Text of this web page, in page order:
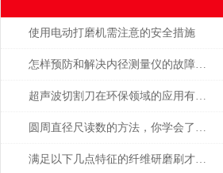
使用电动打磨机需注意的安全措施
怎样预防和解决内径测量仪的故障问题？
超声波切割刀在环保领域的应用有哪些
圆周直径尺读数的方法，你学会了吗？
满足以下几点特征的纤维研磨刷才能称之为好产品